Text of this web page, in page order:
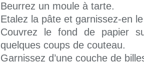
Beurrez un moule à tarte.
Etalez la pâte et garnissez-en
Couvrez le fond de papier
quelques coups de couteau.
Garnissez d’une couche de